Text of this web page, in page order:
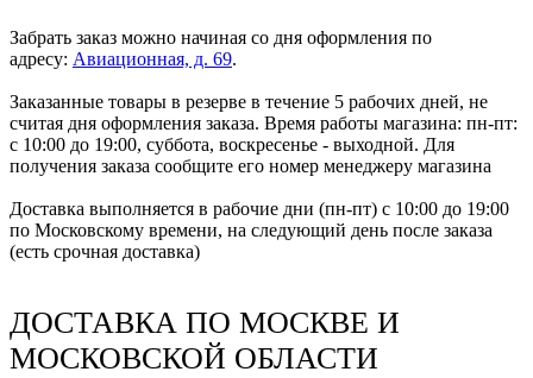
Забрать заказ можно начиная со дня оформления по
адресу: Авиационная, д. 69.
Заказанные товары в резерве в течение 5 рабочих дней, не
считая дня оформления заказа. Время работы магазина: пн-пт:
с 10:00 до 19:00, суббота, воскресенье - выходной. Для
получения заказа сообщите его номер менеджеру магазина
Доставка выполняется в рабочие дни (пн-пт) с 10:00 до 19:00
по Московскому времени, на следующий день после заказа
(есть срочная доставка)
ДОСТАВКА ПО МОСКВЕ И
МОСКОВСКОЙ ОБЛАСТИ